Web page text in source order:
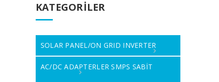
KATEGORILER
SOLAR PANEL/ON GRID INVERTER
AC/DC ADAPTERLER SMPS SABİT